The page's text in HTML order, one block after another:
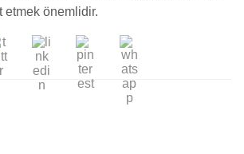
etmek önemlidir.